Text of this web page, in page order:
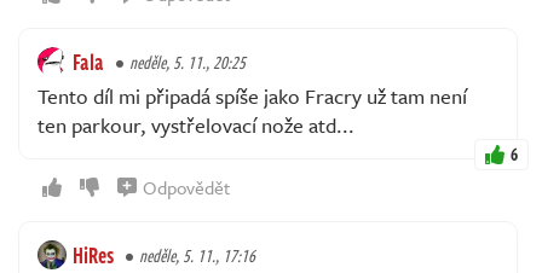
Fala neděle, 5. 11., 20:25
Tento díl mi připadá spíše jako Fracry už tam není
ten parkour, vystřelovací nože atd...
6
Odpovědět
HiRes neděle, 5. 11., 17:16